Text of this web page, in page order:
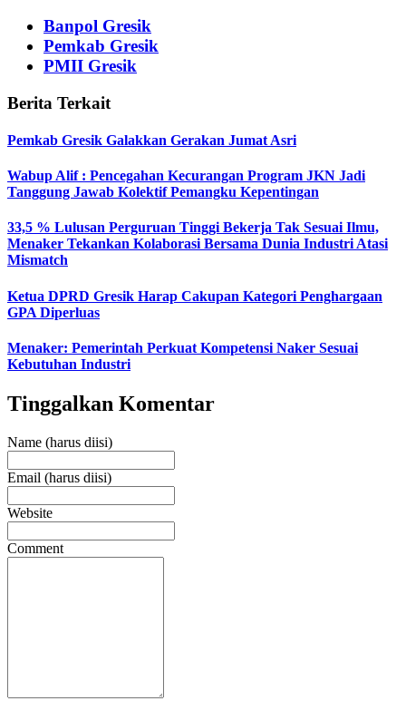
Banpol Gresik
Pemkab Gresik
PMII Gresik
Berita Terkait
Pemkab Gresik Galakkan Gerakan Jumat Asri
Wabup Alif : Pencegahan Kecurangan Program JKN Jadi
Tanggung Jawab Kolektif Pemangku Kepentingan
33,5 % Lulusan Perguruan Tinggi Bekerja Tak Sesuai Ilmu,
Menaker Tekankan Kolaborasi Bersama Dunia Industri Atasi
Mismatch
Ketua DPRD Gresik Harap Cakupan Kategori Penghargaan
GPA Diperluas
Menaker: Pemerintah Perkuat Kompetensi Naker Sesuai
Kebutuhan Industri
Tinggalkan Komentar
Name (harus diisi)
Email (harus diisi)
Website
Comment